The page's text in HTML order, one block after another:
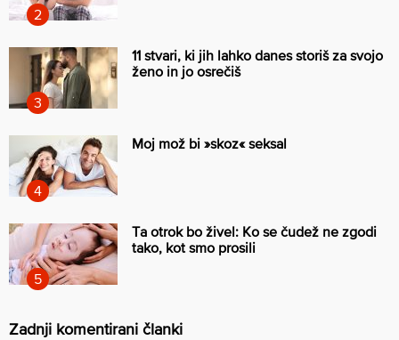
11 stvari, ki jih lahko danes storiš za svojo
ženo in jo osrečiš
Moj mož bi »skoz« seksal
Ta otrok bo živel: Ko se čudež ne zgodi
tako, kot smo prosili
Zadnji komentirani članki